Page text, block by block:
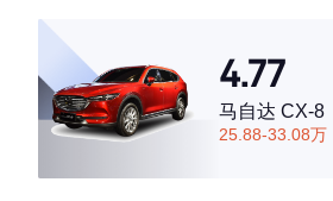
4.77
马自达 CX-8
25.88-33.08万